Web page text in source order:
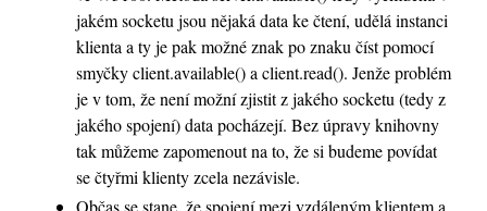
jakém socketu jsou nějaká data ke čtení, udělá instanci
klienta a ty je pak možné znak po znaku číst pomocí
smyčky client.available() a client.read(). Jenže problém
je v tom, že není možní zjistit z jakého socketu (tedy z
jakého spojení) data pocházejí. Bez úpravy knihovny
tak můžeme zapomenout na to, že si budeme povídat
se čtyřmi klienty zcela nezávisle.
Občas se stane, že spojení mezi vzdáleným klientem a